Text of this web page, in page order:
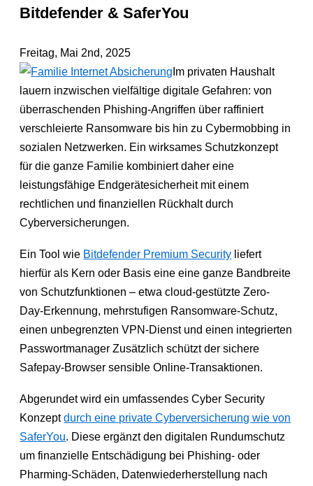
Bitdefender & SaferYou
Freitag, Mai 2nd, 2025
Im privaten Haushalt
lauern inzwischen vielfältige digitale Gefahren: von
überraschenden Phishing-Angriffen über raffiniert
verschleierte Ransomware bis hin zu Cybermobbing in
sozialen Netzwerken. Ein wirksames Schutzkonzept
für die ganze Familie kombiniert daher eine
leistungsfähige Endgerätesicherheit mit einem
rechtlichen und finanziellen Rückhalt durch
Cyberversicherungen.
Ein Tool wie Bitdefender Premium Security liefert
hierfür als Kern oder Basis eine eine ganze Bandbreite
von Schutzfunktionen – etwa cloud-gestützte Zero-
Day-Erkennung, mehrstufigen Ransomware-Schutz,
einen unbegrenzten VPN-Dienst und einen integrierten
Passwortmanager Zusätzlich schützt der sichere
Safepay-Browser sensible Online-Transaktionen.
Abgerundet wird ein umfassendes Cyber Security
Konzeptdurch eine private Cyberversicherung wie von
SaferYou. Diese ergänzt den digitalen Rundumschutz
um finanzielle Entschädigung bei Phishing- oder
Pharming-Schäden, Datenwiederherstellung nach